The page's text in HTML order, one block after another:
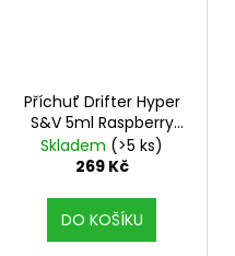
Příchuť Drifter Hyper
S&V 5ml Raspberry
Guava Ice
Skladem (>5 ks)
269 Kč
DO KOŠÍKU